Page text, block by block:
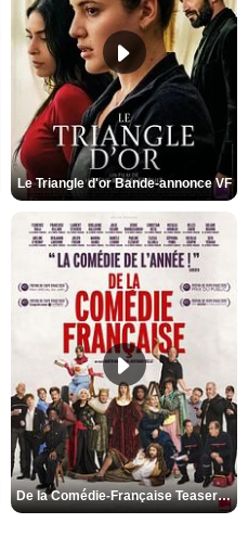
Le Triangle d'or Bande-annonce VF
De la Comédie-Française Teaser VF